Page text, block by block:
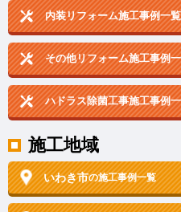
内装リフォーム施工事例一覧
その他リフォーム施工事例
ハドラス除菌工事施工事例
施工地域
いわき市の施工事例一覧